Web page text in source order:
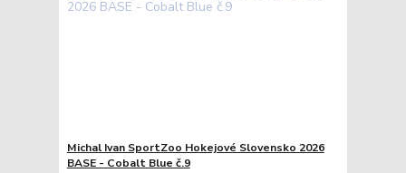
Michal Ivan SportZoo Hokejové Slovensko 2026
BASE - Cobalt Blue č.9